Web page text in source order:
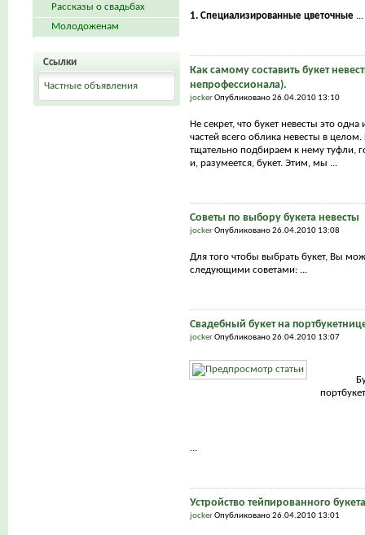
1. Специализированные цветочные...
Как самому составить букет
непрофессионала).
jockerОпубликовано 26.04.2010 13:10
Не секрет, что букет невесты это
частей всего облика невесты в
тщательно подбираем к нему туфли,
и, разумеется, букет. Этим, мы ...
Советы по выбору букета невесты
jockerОпубликовано 26.04.2010 13:08
Для того чтобы выбрать букет, Вы
следующими советами: ...
Свадебный букет на
jockerОпубликовано 26.04.2010 13:07
...
Устройство тейпированного букета
jockerОпубликовано 26.04.2010 13:01
Рассказы о свадьбах
Молодоженам
Ссылки
Частные объявления